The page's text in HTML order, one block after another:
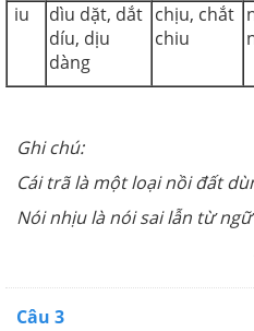
iu
dìu dặt, dắt
díu, dịu
dàng
chịu, chắt
chiu
Ghi chú:
Cái trã là một loại nồi đất
Nói nhịu là nói sai lẫn từ
Câu 3